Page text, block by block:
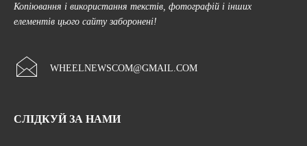
Копіювання і використання текстів, фотографій і інших
елементів цього сайту заборонені!
WHEELNEWSCOM@GMAIL.COM
СЛІДКУЙ ЗА НАМИ